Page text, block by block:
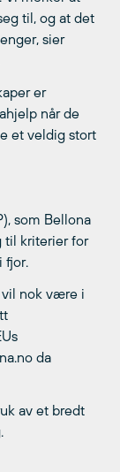
til, og at det
sier
er
når de
et veldig stort
som Bellona
til kriterier for
fjor.
vil nok være i
da
av et bredt